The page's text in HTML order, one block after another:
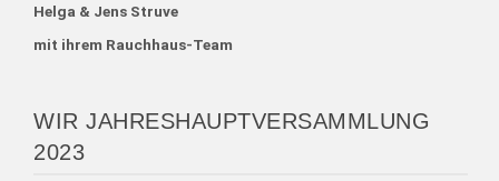
Helga & Jens Struve
mit ihrem Rauchhaus-Team
WIR JAHRESHAUPTVERSAMMLUNG
2023